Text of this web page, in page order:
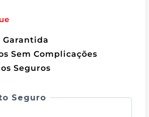
Garantida
Sem Complicações
Seguros
Seguro